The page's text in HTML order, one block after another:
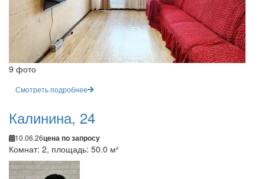
9 фото
Смотреть подробнее
Калинина, 24
10.06.26цена по запросу
Комнат: 2, площадь: 50.0 м²